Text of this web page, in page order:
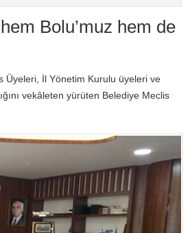
Bolu’muz hem de
Üyeleri, İl Yönetim Kurulu üyeleri ve
vekâleten yürüten Belediye Meclis